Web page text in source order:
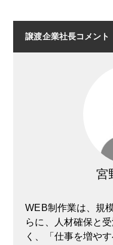
譲渡企業社長コメント
宮
WEB制作業は、規
らに、人材確保と
く、「仕事を増や